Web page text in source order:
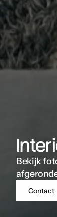
Bekijk
Contact